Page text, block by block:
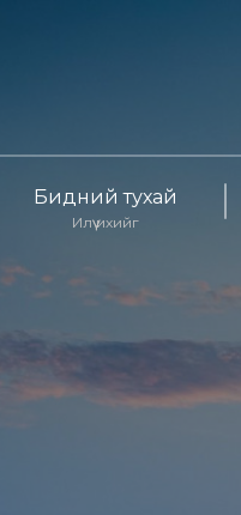
Бидний тухай
Илүү ихийг